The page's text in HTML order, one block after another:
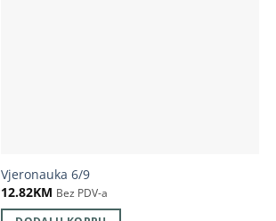
Vjeronauka 6/9
12.82KM Bez PDV-a